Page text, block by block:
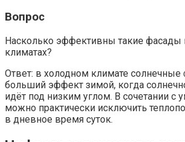
Вопрос
Насколько эффективны такие фасады
климатах?
Ответ: в холодном климате
больший эффект зимой, когда
идёт под низким углом. В сочетании с
можно практически исключить
в дневное время суток.